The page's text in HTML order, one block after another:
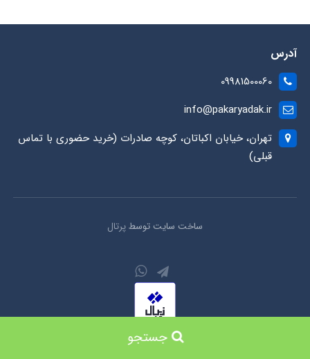
جستجو
آدرس
09981500060
info@pakaryadak.ir
تهران، خیابان اکباتان، کوچه صادرات (خرید حضوری با تماس
قبلی)
ساخت سایت توسطپرتال